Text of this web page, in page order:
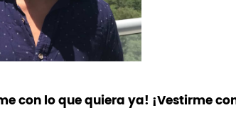
con lo que quiera ya! ¡Vestirme